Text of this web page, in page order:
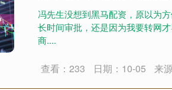
冯先生没想到黑马配资，原以为
长时间审批，还是因为我要转网
商....
查看：233 日期：10-05 来